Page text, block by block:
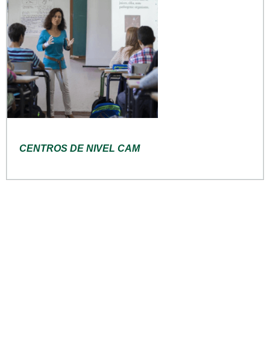
CENTROS DE NIVEL CAM